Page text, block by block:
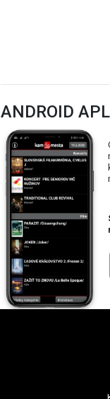
ANDROID